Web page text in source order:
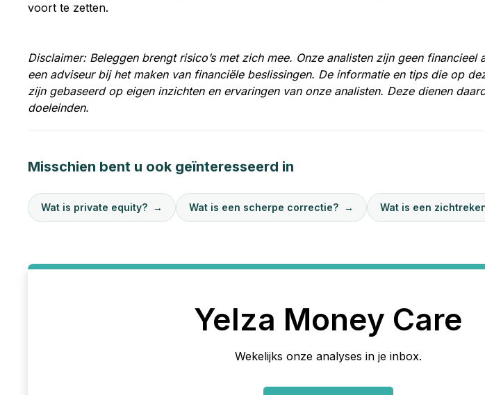
voort te zetten.
Disclaimer: Beleggen brengt risico’s met zich mee. Onze analisten zijn geen financieel
een adviseur bij het maken van financiële beslissingen. De informatie en tips die op
zijn gebaseerd op eigen inzichten en ervaringen van onze analisten. Deze dienen
doeleinden.
Misschien bent u ook geïnteresseerd in
Wat is private equity? → Wat is een scherpe correctie? → Wat is een
Yelza Money Care
Wekelijks onze analyses in je inbox.